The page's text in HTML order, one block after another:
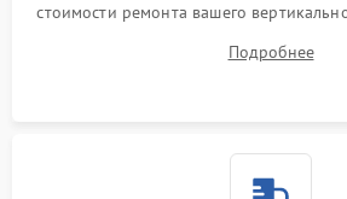
стоимости ремонта вашего
Подробнее